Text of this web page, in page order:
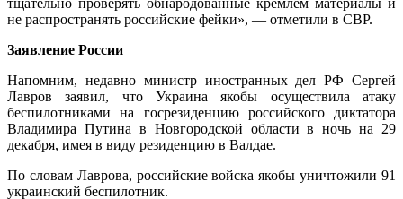
тщательно проверять обнародованные кремлем материалы и
не распространять российские фейки», — отметили в СВР.
Заявление России
Напомним, недавно министр иностранных дел РФ Сергей
Лавров заявил, что Украина якобы осуществила атаку
беспилотниками на госрезиденцию российского диктатора
Владимира Путина в Новгородской области в ночь на 29
декабря, имея в виду резиденцию в Валдае.
По словам Лаврова, российские войска якобы уничтожили 91
украинский беспилотник.